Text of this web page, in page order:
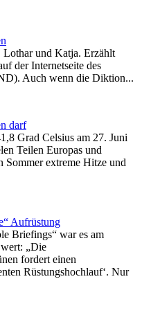
Lothar und Katja. Erzählt
der Internetseite des
Auch wenn die Diktion...
darf
Grad Celsius am 27. Juni
Teilen Europas und
Sommer extreme Hitze und
Aufrüstung
Briefings“ war es am
„Die
fordert einen
Rüstungshochlauf‘. Nur